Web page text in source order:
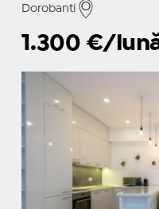
Dorobanti
1.300 €/